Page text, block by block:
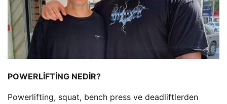
POWERLİFTİNG NEDİR?
Powerlifting, squat, bench press ve deadliftlerden